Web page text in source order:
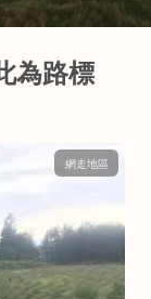
為路標
網走地區